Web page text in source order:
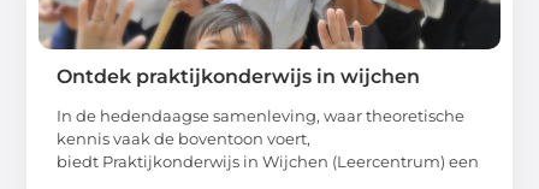
Ontdek praktijkonderwijs in wijchen
In de hedendaagse samenleving, waar theoretische
kennis vaak de boventoon voert,
biedt Praktijkonderwijs in Wijchen (Leercentrum) een